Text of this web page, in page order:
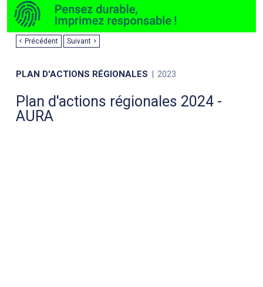
Précédent Suivant
PLAN D'ACTIONS RÉGIONALES 2023
Plan d'actions régionales 2024 -
AURA